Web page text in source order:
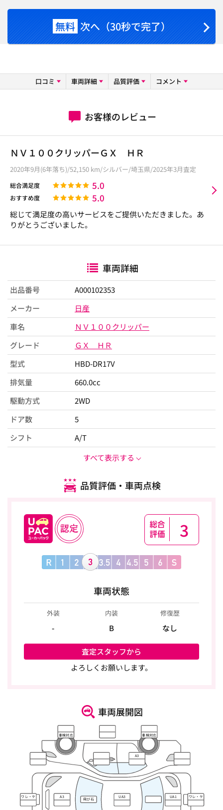
無料 次へ（30秒で完了）
口コミ 車両詳細 品質評価 コメント
お客様のレビュー
ＮＶ１００クリッパーＧＸ ＨＲ
2020年9月(6年落ち)/52,150 km/シルバー/埼玉県/2025年3月査定
総合満足度 5.0
おすすめ度 5.0
総じて満足度の高いサービスをご提供いただきました。あ
りがとうございました。
車両詳細
出品番号
A000102353
メーカー
日産
車名
ＮＶ１００クリッパー
グレード
ＧＸ ＨＲ
型式
HBD-DR17V
排気量
660.0cc
駆動方式
2WD
ドア数
5
シフト
A/T
すべて表示する
品質評価・車両点検
3
車両状態
外装
-
内装
B
修復歴
なし
査定スタッフから
よろしくお願いします。
車両展開図
車検対応 車検対応
A3
ワレ・ケ
ズレ
A3
飛び石
UA3 UA1 ワレ・ケ
ズレ